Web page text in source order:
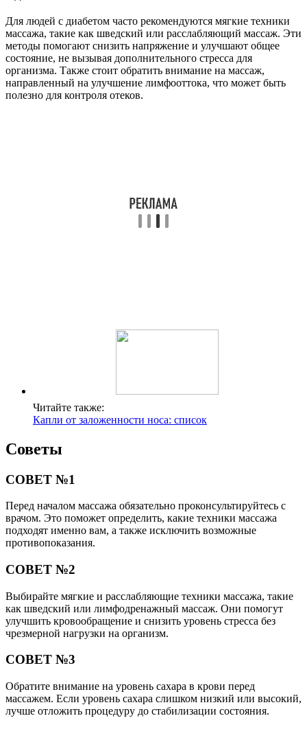
Для людей с диабетом часто рекомендуются мягкие техники
массажа, такие как шведский или расслабляющий массаж. Эти
методы помогают снизить напряжение и улучшают общее
состояние, не вызывая дополнительного стресса для
организма. Также стоит обратить внимание на массаж,
направленный на улучшение лимфооттока, что может быть
полезно для контроля отеков.
Читайте также:
Капли от заложенности носа: список
Советы
СОВЕТ №1
Перед началом массажа обязательно проконсультируйтесь с
врачом. Это поможет определить, какие техники массажа
подходят именно вам, а также исключить возможные
противопоказания.
СОВЕТ №2
Выбирайте мягкие и расслабляющие техники массажа, такие
как шведский или лимфодренажный массаж. Они помогут
улучшить кровообращение и снизить уровень стресса без
чрезмерной нагрузки на организм.
СОВЕТ №3
Обратите внимание на уровень сахара в крови перед
массажем. Если уровень сахара слишком низкий или высокий,
лучше отложить процедуру до стабилизации состояния.